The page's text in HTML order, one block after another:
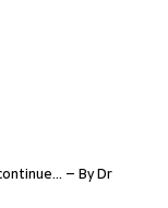
– By Dr